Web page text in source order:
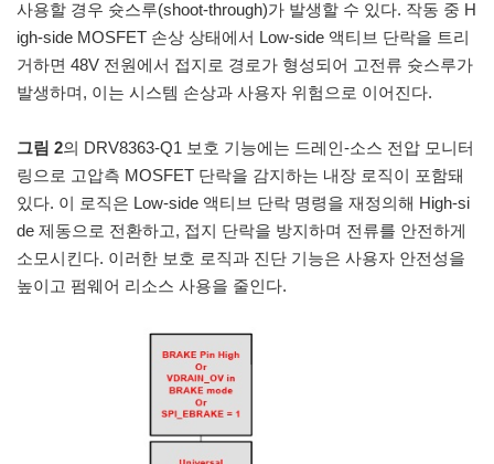
사용할 경우 슛스루(shoot-through)가 발생할 수 있다. 작동 중 H
igh-side MOSFET 손상 상태에서 Low-side 액티브 단락을 트리
거하면 48V 전원에서 접지로 경로가 형성되어 고전류 슛스루가
발생하며, 이는 시스템 손상과 사용자 위험으로 이어진다.
그림 2의 DRV8363-Q1 보호 기능에는 드레인-소스 전압 모니터
링으로 고압측 MOSFET 단락을 감지하는 내장 로직이 포함돼
있다. 이 로직은 Low-side 액티브 단락 명령을 재정의해 High-si
de 제동으로 전환하고, 접지 단락을 방지하며 전류를 안전하게
소모시킨다. 이러한 보호 로직과 진단 기능은 사용자 안전성을
높이고 펌웨어 리소스 사용을 줄인다.